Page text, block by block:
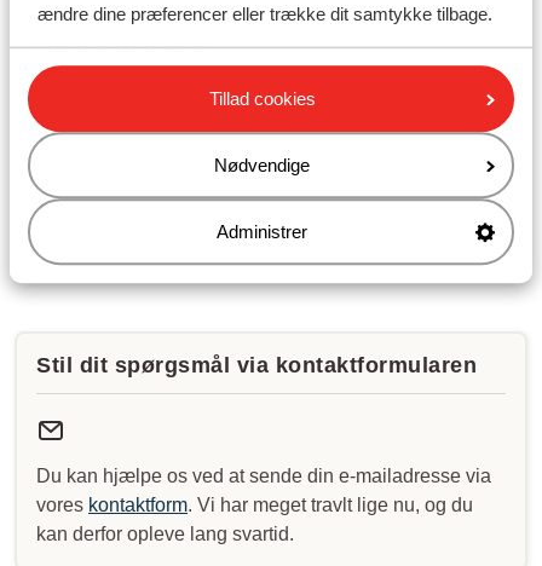
ændre dine præferencer eller trække dit samtykke tilbage.
Tillad cookies
Nødvendige
Administrer
nummer. Vi har meget travlt lige nu, og du kan derfor
opleve lang ventetid.
Mandag til fredag: 09:00-16:30
Søndag: lukket
Se vores åbningstider
Stil dit spørgsmål via kontaktformularen
Du kan hjælpe os ved at sende din e-mailadresse via
vores kontaktform. Vi har meget travlt lige nu, og du
kan derfor opleve lang svartid.